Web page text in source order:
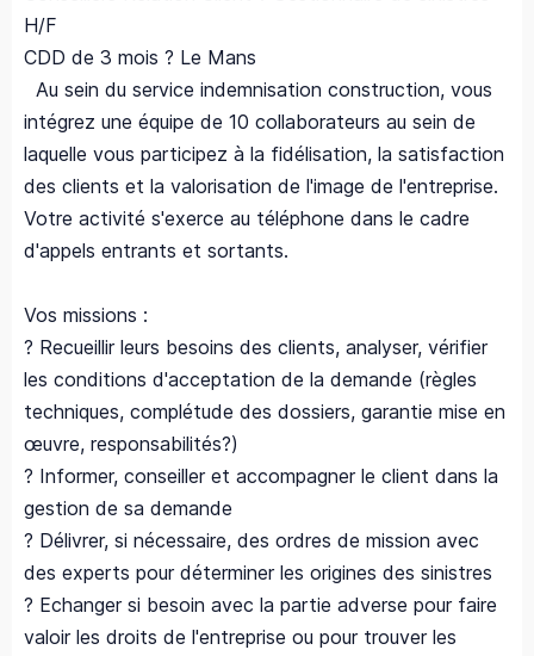
H/F
CDD de 3 mois ? Le Mans
Au sein du service indemnisation construction, vous
intégrez une équipe de 10 collaborateurs au sein de
laquelle vous participez à la fidélisation, la satisfaction
des clients et la valorisation de l'image de l'entreprise.
Votre activité s'exerce au téléphone dans le cadre
d'appels entrants et sortants.
Vos missions :
? Recueillir leurs besoins des clients, analyser, vérifier
les conditions d'acceptation de la demande (règles
techniques, complétude des dossiers, garantie mise en
œuvre, responsabilités?)
? Informer, conseiller et accompagner le client dans la
gestion de sa demande
? Délivrer, si nécessaire, des ordres de mission avec
des experts pour déterminer les origines des sinistres
? Echanger si besoin avec la partie adverse pour faire
valoir les droits de l'entreprise ou pour trouver les